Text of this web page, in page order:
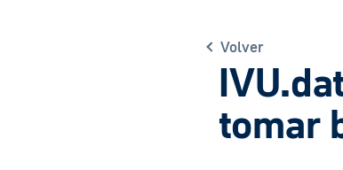
Volver
tomar